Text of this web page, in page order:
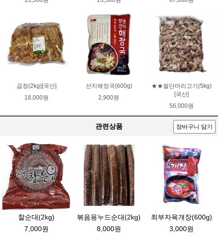
곱창(2kg)[국산]
18,000원
선지해장국(600g)
2,900원
★★절단머리고기(5kg)
[국산]
56,000원
관련상품 장바구니 담기
찰순대(2kg)
7,000원
볶음용누드순대(2kg)
8,000원
최부자육개장(600g)
3,000원